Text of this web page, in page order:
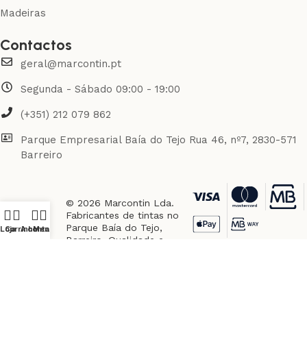
© 2026 Marcontin Lda.
Fabricantes de tintas no
Parque Baía do Tejo,
Barreiro. Qualidade e
Madeiras
Contactos
geral@marcontin.pt
Segunda - Sábado 09:00 - 19:00
(+351) 212 079 862
Parque Empresarial Baía do Tejo Rua 46, nº7, 2830-571
Barreiro
Loja
Carrinho
A conta
Menu